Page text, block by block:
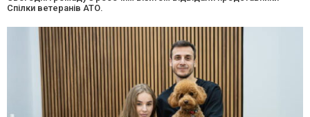
Спілки ветеранів АТО.